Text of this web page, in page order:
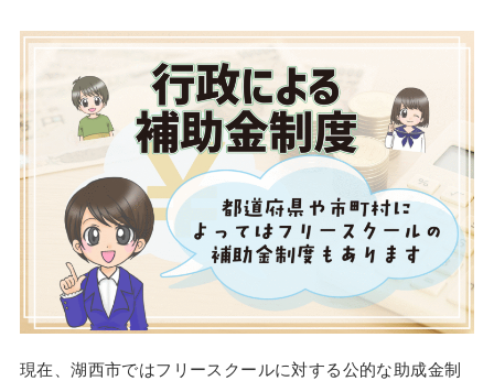
現在、湖西市ではフリースクールに対する公的な助成金制